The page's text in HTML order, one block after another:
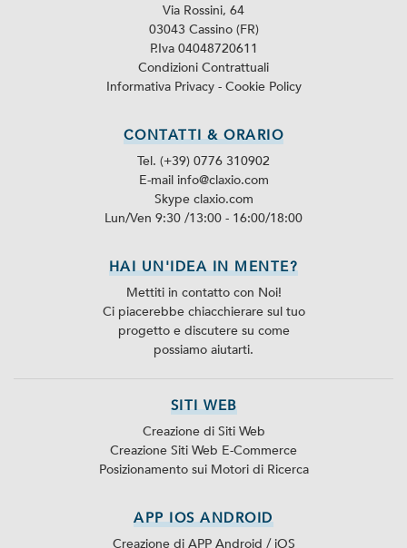
Via Rossini, 64
03043 Cassino (FR)
P.Iva 04048720611
Condizioni Contrattuali
Informativa Privacy - Cookie Policy
CONTATTI & ORARIO
Tel. (+39) 0776 310902
E-mail info@claxio.com
Skype claxio.com
Lun/Ven 9:30 /13:00 - 16:00/18:00
HAI UN'IDEA IN MENTE?
Mettiti in contatto con Noi!
Ci piacerebbe chiacchierare sul tuo
progetto e discutere su come
possiamo aiutarti.
SITI WEB
Creazione di Siti Web
Creazione Siti Web E-Commerce
Posizionamento sui Motori di Ricerca
APP IOS ANDROID
Creazione di APP Android / iOS